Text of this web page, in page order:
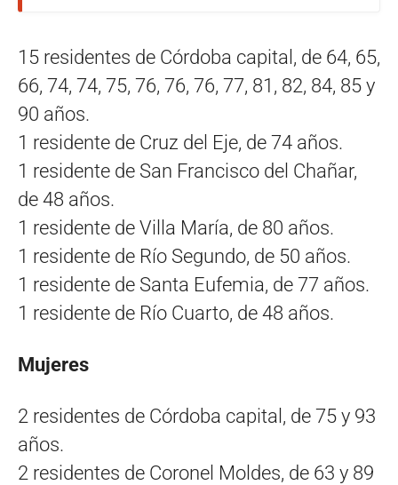
15 residentes de Córdoba capital, de 64, 65,
66, 74, 74, 75, 76, 76, 76, 77, 81, 82, 84, 85 y
90 años.
1 residente de Cruz del Eje, de 74 años.
1 residente de San Francisco del Chañar,
de 48 años.
1 residente de Villa María, de 80 años.
1 residente de Río Segundo, de 50 años.
1 residente de Santa Eufemia, de 77 años.
1 residente de Río Cuarto, de 48 años.
Mujeres
2 residentes de Córdoba capital, de 75 y 93
años.
2 residentes de Coronel Moldes, de 63 y 89